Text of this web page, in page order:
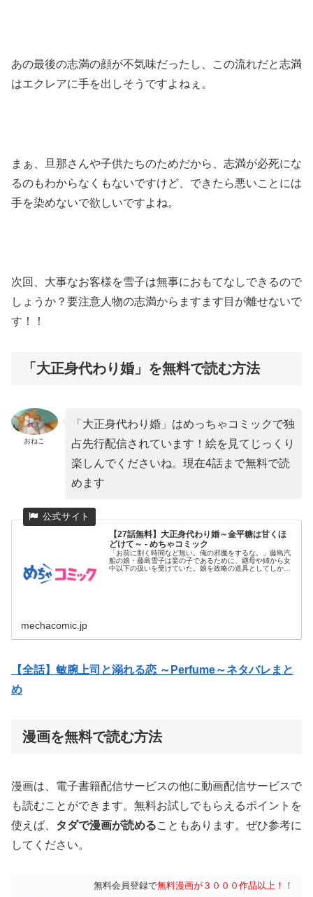
あの最後の志満の顔が不気味だったし、この流れだと志満
はエクレアに手を出しそうですよねぇ。
まぁ、旦那さんや子供たちのためだから、志満が必死にな
るのもわからなくもないですけど、できたら悪いことには
手を染めないで欲しいですよね。
次回、大事なお客様を雪子は無事におもてなしできるので
しょうか？要注意人物の志満からますます目が離せないで
す！！
「大正身代わり婚」を無料で読む方法
おねこ
「大正身代わり婚」はめっちゃコミックで独
占先行配信されています！絵を見てじっくり
楽しんでくださいね。現在4話まで無料で読
めます
【27話無料】大正身代わり婚～金平糖は甘くほ
どけて～ - めちゃコミック
「お前に割く時間など無い。俺の邪魔をするな。」藤島汽
船の娘・藤島雪子は妾の子であるために、継母や姉から女
中以下の扱いを受けていた。娘を政略の道具としてしか見
mechacomic.jp
【全話】敏腕上司と溺れる恋 ～Perfume～ネタバレまと
め
漫画を無料で読む方法
漫画は、電子書籍配信サービスの他に動画配信サービスで
も読むことができます。無料お試しでもらえるポイントを
使えば、 タダで漫画が読めることもあります。ぜひ参考に
してください。
無料会員登録で無料漫画が３０００作品以上！！